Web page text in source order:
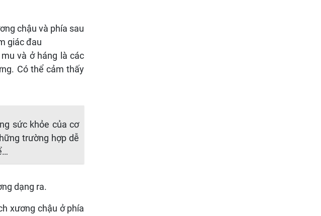
chậu và phía sau
giác đau
và ở háng là các
Có thể cảm thấy
sức khỏe của cơ
trường hợp dễ
dạng ra.
xương chậu ở phía